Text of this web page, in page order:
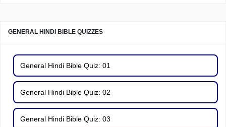
GENERAL HINDI BIBLE QUIZZES
General Hindi Bible Quiz: 01
General Hindi Bible Quiz: 02
General Hindi Bible Quiz: 03